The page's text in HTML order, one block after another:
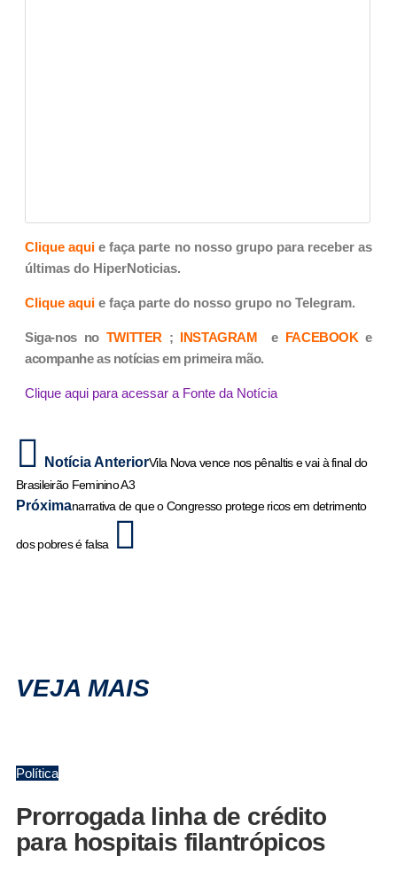
Clique aquie faça parte no nosso grupo para receber as
últimas do HiperNoticias.
Clique aqui e faça parte do nosso grupo no Telegram.
Siga-nos no TWITTER ; INSTAGRAM e FACEBOOK e
acompanhe as notícias em primeira mão.
Clique aqui para acessar a Fonte da Notícia
Notícia AnteriorVila Nova vence nos pênaltis e vai à final do
Brasileirão Feminino A3
Próximanarrativa de que o Congresso protege ricos em detrimento
dos pobres é falsa
VEJA MAIS
Política
Prorrogada linha de crédito
para hospitais filantrópicos